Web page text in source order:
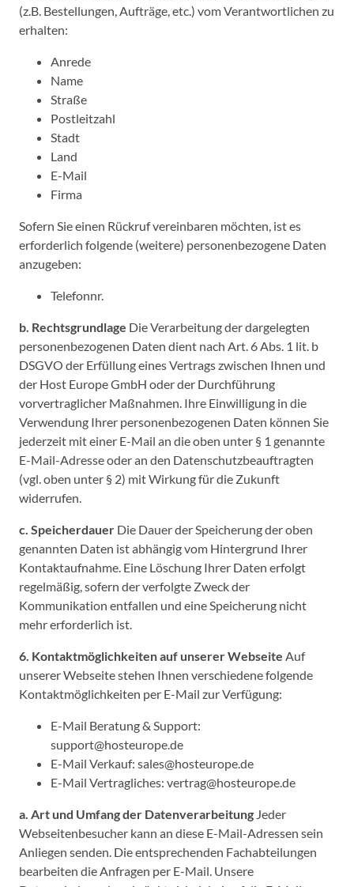
(z.B. Bestellungen, Aufträge, etc.) vom Verantwortlichen zu
erhalten:
Anrede
Name
Straße
Postleitzahl
Stadt
Land
E-Mail
Firma
Sofern Sie einen Rückruf vereinbaren möchten, ist es
erforderlich folgende (weitere) personenbezogene Daten
anzugeben:
Telefonnr.
b. Rechtsgrundlage Die Verarbeitung der dargelegten
personenbezogenen Daten dient nach Art. 6 Abs. 1 lit. b
DSGVO der Erfüllung eines Vertrags zwischen Ihnen und
der Host Europe GmbH oder der Durchführung
vorvertraglicher Maßnahmen. Ihre Einwilligung in die
Verwendung Ihrer personenbezogenen Daten können Sie
jederzeit mit einer E-Mail an die oben unter § 1 genannte
E-Mail-Adresse oder an den Datenschutzbeauftragten
(vgl. oben unter § 2) mit Wirkung für die Zukunft
widerrufen.
c. Speicherdauer Die Dauer der Speicherung der oben
genannten Daten ist abhängig vom Hintergrund Ihrer
Kontaktaufnahme. Eine Löschung Ihrer Daten erfolgt
regelmäßig, sofern der verfolgte Zweck der
Kommunikation entfallen und eine Speicherung nicht
mehr erforderlich ist.
6. Kontaktmöglichkeiten auf unserer Webseite Auf
unserer Webseite stehen Ihnen verschiedene folgende
Kontaktmöglichkeiten per E-Mail zur Verfügung:
E-Mail Beratung & Support:
support@hosteurope.de
E-Mail Verkauf: sales@hosteurope.de
E-Mail Vertragliches: vertrag@hosteurope.de
a. Art und Umfang der Datenverarbeitung Jeder
Webseitenbesucher kann an diese E-Mail-Adressen sein
Anliegen senden. Die entsprechenden Fachabteilungen
bearbeiten die Anfragen per E-Mail. Unsere